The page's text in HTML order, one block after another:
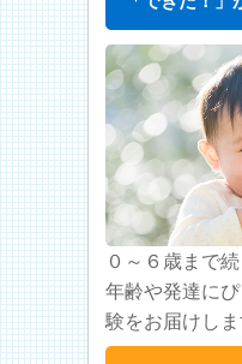
０～６歳まで
年齢や発達に
験をお届けしま